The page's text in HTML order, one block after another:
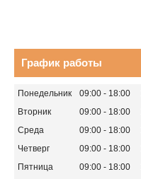
График работы
Понедельник 09:00 18:00
Вторник
09:00 18:00
Среда
09:00 18:00
Четверг
09:00 18:00
Пятница
09:00 18:00